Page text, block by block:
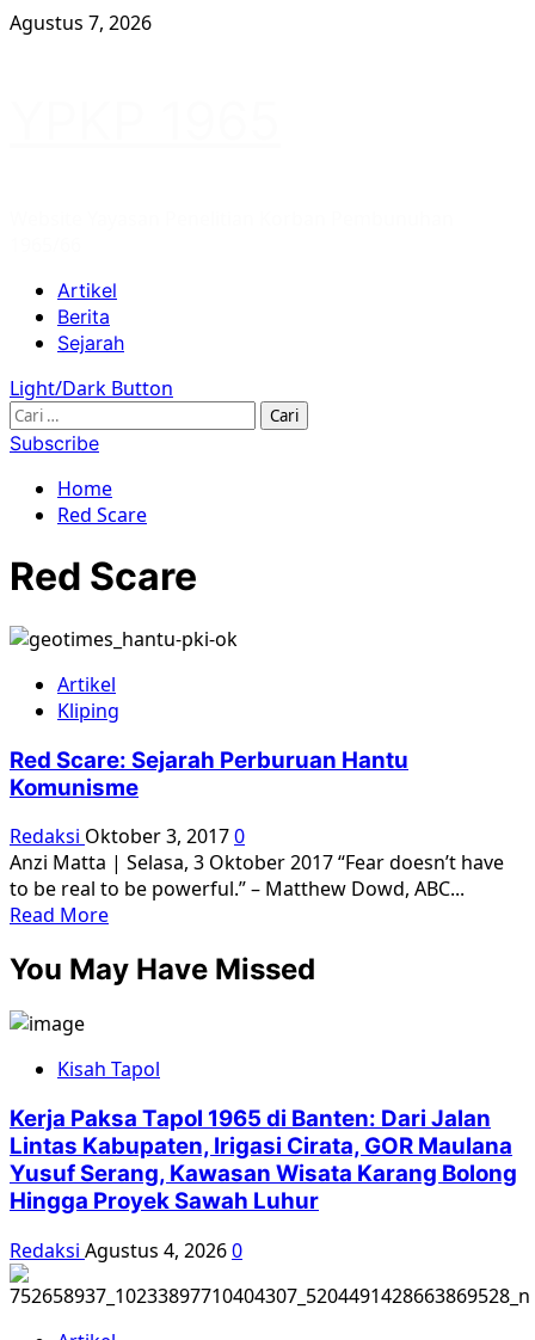
Skip
Agustus 7, 2026
Primary
Menu
Artikel
Berita
Sejarah
Light/Dark Button
Cari
untuk:
Subscribe
Home
Red Scare
Red Scare
Artikel
Kliping
Red Scare: Sejarah Perburuan Hantu
Komunisme
Redaksi Oktober 3, 20170
Anzi Matta | Selasa, 3 Oktober 2017 “Fear doesn’t have
to be real to be powerful.” – Matthew Dowd, ABC...
Read MoreRead
about
Red
Perburuan
Komunisme
You May Have Missed
Kisah Tapol
Kerja Paksa Tapol 1965 di Banten: Dari Jalan
Lintas Kabupaten, Irigasi Cirata, GOR Maulana
Yusuf Serang, Kawasan Wisata Karang Bolong
Hingga Proyek Sawah Luhur
Redaksi Agustus 4, 20260